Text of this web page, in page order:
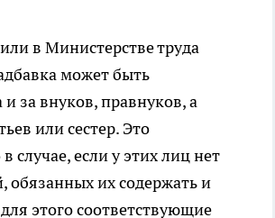
в Министерстве труда
может быть
и за внуков, правнуков, а
или сестер. Это
случае, если у этих лиц нет
обязанных их содержать и
этого соответствующие